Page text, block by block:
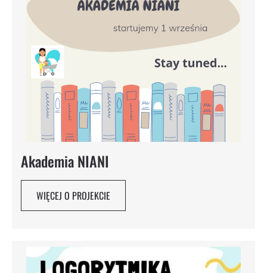
Akademia NIANI
WIĘCEJ O PROJEKCIE